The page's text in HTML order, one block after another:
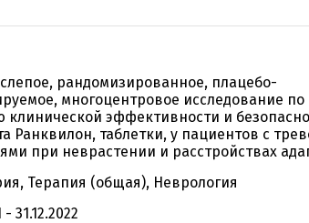
рандомизированное, плацебо-
многоцентровое исследование по
клинической эффективности и
Ранквилон, таблетки, у пациентов с
при неврастении и расстройствах
Терапия (общая), Неврология
- 31.12.2022